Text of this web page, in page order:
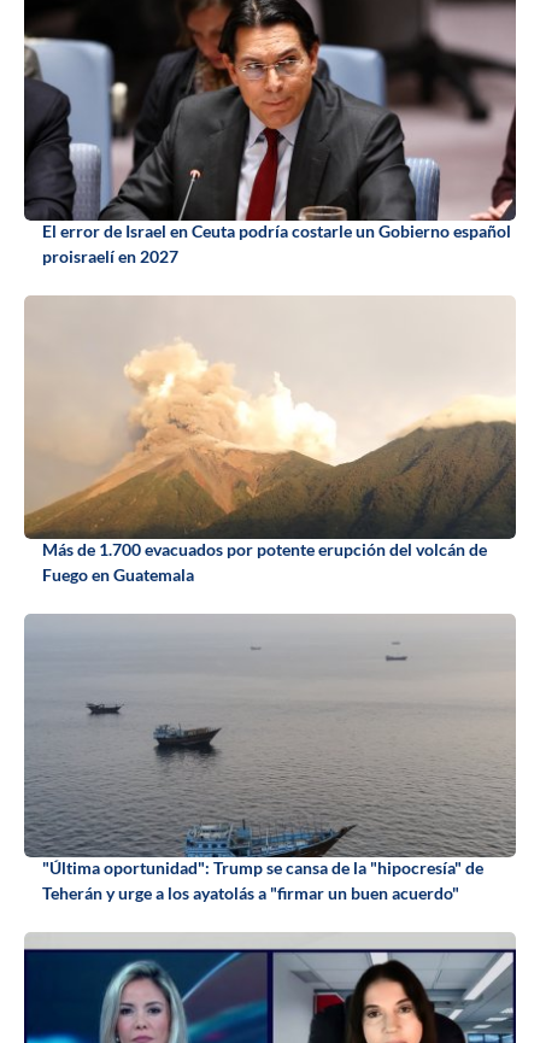
El error de Israel en Ceuta podría costarle un Gobierno español
proisraelí en 2027
Más de 1.700 evacuados por potente erupción del volcán de
Fuego en Guatemala
"Última oportunidad": Trump se cansa de la "hipocresía" de
Teherán y urge a los ayatolás a "firmar un buen acuerdo"